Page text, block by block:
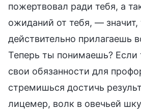
пожертвовал ради тебя, а
ожиданий от тебя, — значит,
действительно прилагаешь
Теперь ты понимаешь?
свои обязанности для
стремишься достичь
лицемер, волк в овечьей